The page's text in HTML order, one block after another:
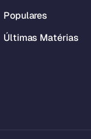
Populares
Últimas Matérias